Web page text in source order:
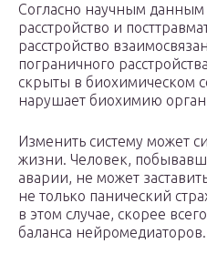
️Согласно научным данным
расстройство и
расстройство
пограничного
скрыты в биохимическом
нарушает биохимию
️Изменить систему может
жизни. Человек,
аварии, не может
не только панический
в этом случае, скорее
баланса нейромедиаторов.